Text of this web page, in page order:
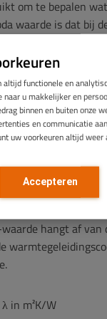
altijd functionele en
naar u makkelijker en
binnen en buiten onze
en communicatie
uw voorkeuren altijd weer
Accepteren
om te bepalen
waarde is dat bij
term materiaallaag.
Rd-waarde of
(Rm). Of in het
vermogen van
waarde, waar
hangt af
in m²K/W